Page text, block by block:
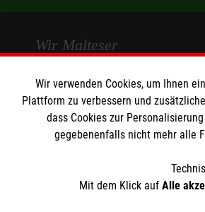
Wir Malteser
Spenden und Helfen
Angebote und Leistungen
Wir verwenden Cookies, um Ihnen
Plattform zu verbessern und
dass Cookies zur
gegebenenfalls nicht mehr alle
Mit dem Klick auf Alle